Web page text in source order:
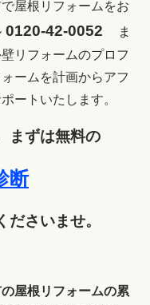
屋根リフォームをお
0120-42-0052
ま
リフォームのプロフ
ームを計画からアフ
ートいたします。
まずは無料の
断
ださいませ。
屋根リフォームの累